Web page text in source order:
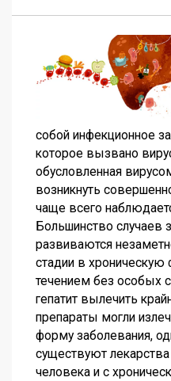
собой инфекционное
которое вызвано
обусловленная
возникнуть
чаще всего
Большинство случаев
развиваются
стадии в
течением без особых
гепатит вылечить
препараты могли
форму заболевания,
существуют
человека и с